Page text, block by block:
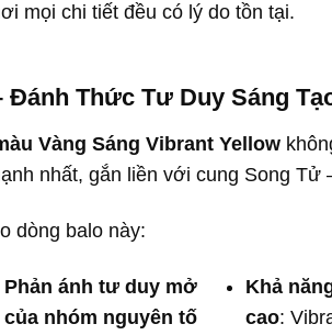
mọi chi tiết đều có lý do tồn tại.
Thức Tư Duy Sáng
Vàng Sáng Vibrant Yellow
nhất, gắn liền với cung Song Tử
dòng balo này:
Phản ánh tư duy mở
của nhóm nguyên tố
Khả
cao: